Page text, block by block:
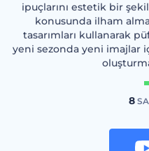
ipuçlarını estetik bir
konusunda ilham
tasarımları kullanarak
yeni sezonda yeni imajlar
8